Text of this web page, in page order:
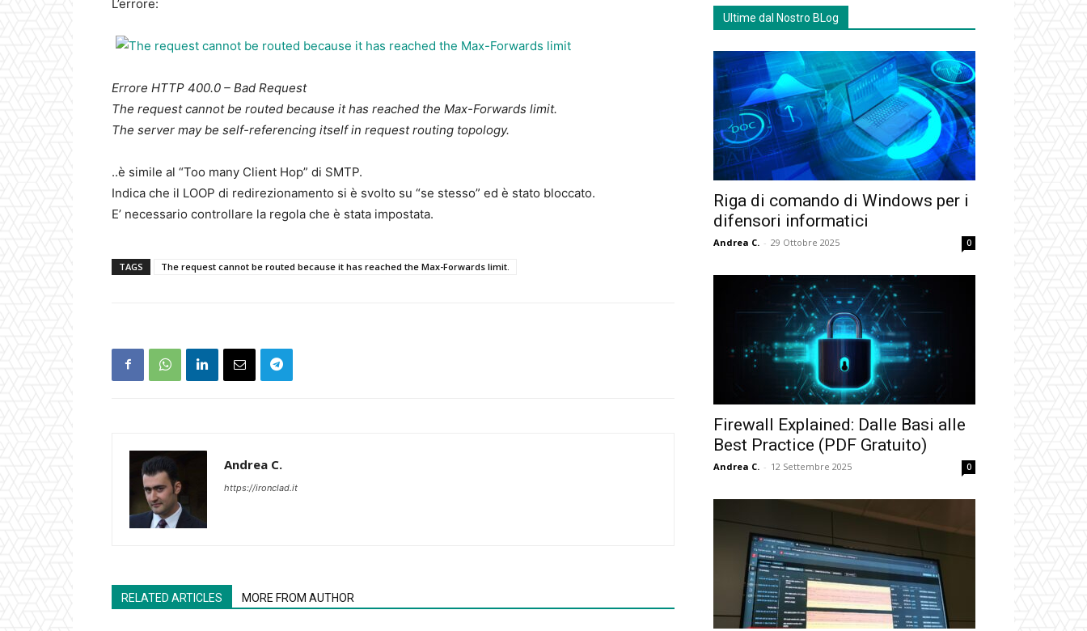
L’errore:
Errore HTTP 400.0 – Bad Request
The request cannot be routed because it has reached the Max-Forwards limit.
The server may be self-referencing itself in request routing topology.
..è simile al “Too many Client Hop” di SMTP.
Indica che il LOOP di redirezionamento si è svolto su “se stesso” ed è stato bloccato.
E’ necessario controllare la regola che è stata impostata.
TAGS The request cannot be routed because it has reached the Max-Forwards limit.
Andrea C.
https://ironclad.it
RELATED ARTICLES MORE FROM AUTHOR
Ultime dal Nostro BLog
Riga di comando di Windows per i
difensori informatici
Andrea C. - 29 Ottobre 2025 0
Firewall Explained: Dalle Basi alle
Best Practice (PDF Gratuito)
Andrea C. - 12 Settembre 2025 0